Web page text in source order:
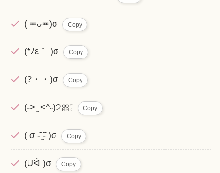
( ≖ᴗ≖​)σ Copy
(*ﾉε｀ )σ Copy
(?・・)σ Copy
(˶> ̫ <^˵)੭🎀❕ Copy
( σ -᷅ ̫̈-᷄ )σ Copy
(Uᐛ )σ Copy